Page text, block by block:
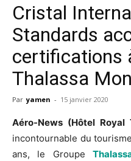
Cristal
Standards
certifications
Thalassa
Par yamen - 15 janvier 2020
Aéro-News (Hôtel Royal
incontournable du
ans, le Groupe